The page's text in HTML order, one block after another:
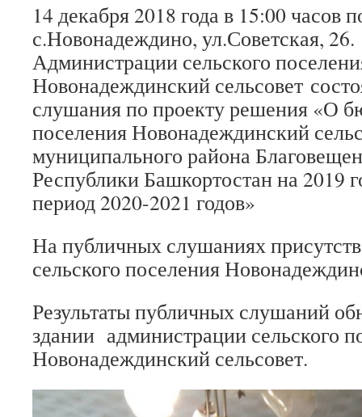
14 декабря 2018 года в 15:00 часов
с.Новонадеждино, ул.Советская,
Администрации сельского
Новонадеждинский сельсовет
слушания по проекту решения «О
поселения Новонадеждинский
муниципального района
Республики Башкортостан на 2019
период 2020-2021 годов»
На публичных слушаниях
сельского поселения
Результаты публичных слушаний
здании администрации сельского
Новонадеждинский сельсовет.